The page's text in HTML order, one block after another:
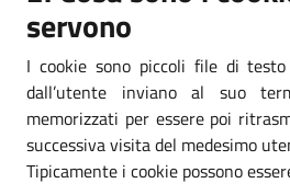
servono
I cookie sono piccoli file di
dall’utente inviano al suo
memorizzati per essere poi
successiva visita del medesimo
Tipicamente i cookie possono